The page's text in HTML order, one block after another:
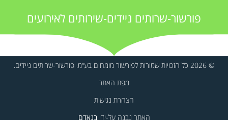
פורשור-שרותים ניידים-שירותים לאירועים
© 2026 כל הזכויות שמורות לפורשור מומחים בע״מ. פורשור-שרותים ניידים.
מפת האתר
הצהרת נגישות
האתר נבנה על-ידיבנאדם